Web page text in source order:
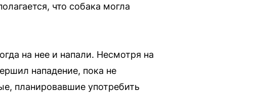
что собака могла
на нее и напали. Несмотря на
нападение, пока не
планировавшие употребить